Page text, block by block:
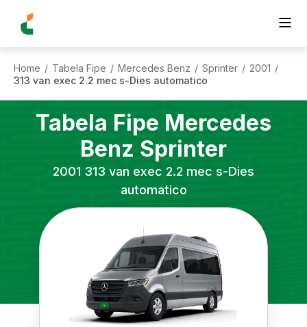
Home / Tabela Fipe / Mercedes Benz / Sprinter / 2001 /
313 van exec 2.2 mec s-Dies automatico
Tabela Fipe Mercedes
Benz Sprinter
2001 313 van exec 2.2 mec s-Dies
automatico